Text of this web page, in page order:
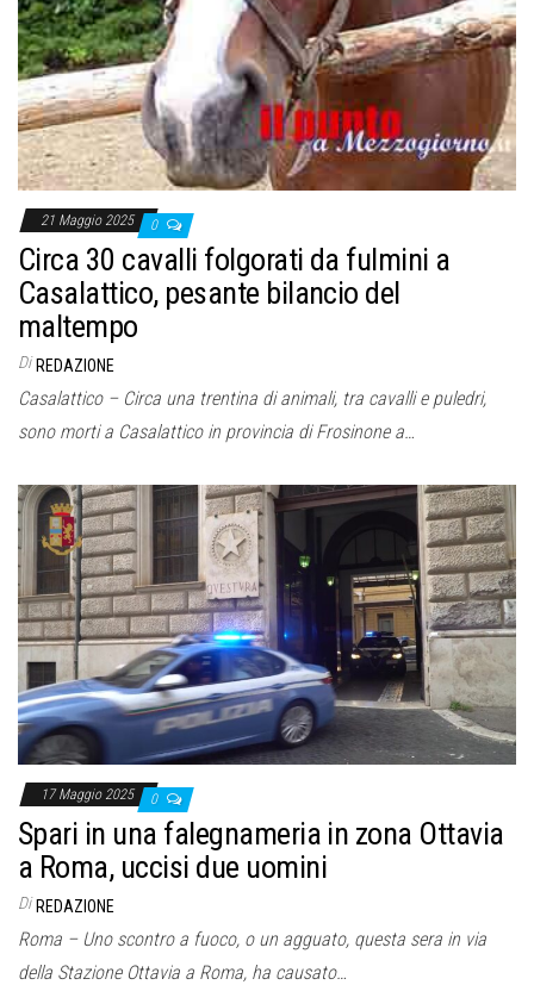
21 Maggio 2025 0
Circa 30 cavalli folgorati da fulmini a
Casalattico, pesante bilancio del
maltempo
Di REDAZIONE
Casalattico – Circa una trentina di animali, tra cavalli e puledri,
sono morti a Casalattico in provincia di Frosinone a…
17 Maggio 2025 0
Spari in una falegnameria in zona Ottavia
a Roma, uccisi due uomini
Di REDAZIONE
Roma – Uno scontro a fuoco, o un agguato, questa sera in via
della Stazione Ottavia a Roma, ha causato…